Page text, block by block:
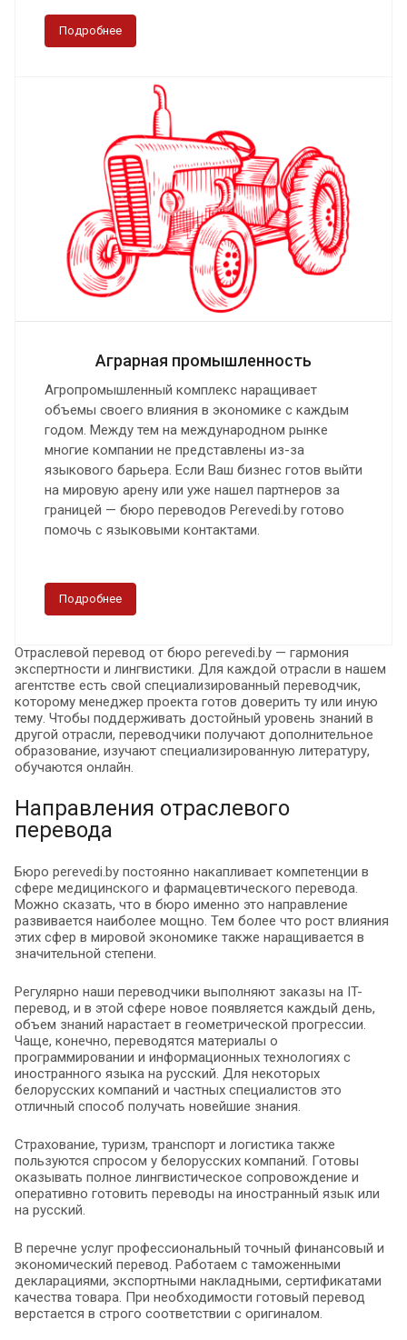
Подробнее
Аграрная промышленность
Агропромышленный комплекс наращивает
объемы своего влияния в экономике с каждым
годом. Между тем на международном рынке
многие компании не представлены из-за
языкового барьера. Если Ваш бизнес готов выйти
на мировую арену или уже нашел партнеров за
границей — бюро переводов Perevedi.by готово
помочь с языковыми контактами.
Подробнее
Отраслевой перевод от бюро perevedi.by — гармония
экспертности и лингвистики. Для каждой отрасли в нашем
агентстве есть свой специализированный переводчик,
которому менеджер проекта готов доверить ту или иную
тему. Чтобы поддерживать достойный уровень знаний в
другой отрасли, переводчики получают дополнительное
образование, изучают специализированную литературу,
обучаются онлайн.
Направления отраслевого
перевода
Бюро perevedi.by постоянно накапливает компетенции в
сфере медицинского и фармацевтического перевода.
Можно сказать, что в бюро именно это направление
развивается наиболее мощно. Тем более что рост влияния
этих сфер в мировой экономике также наращивается в
значительной степени.
Регулярно наши переводчики выполняют заказы на IT-
перевод, и в этой сфере новое появляется каждый день,
объем знаний нарастает в геометрической прогрессии.
Чаще, конечно, переводятся материалы о
программировании и информационных технологиях с
иностранного языка на русский. Для некоторых
белорусских компаний и частных специалистов это
отличный способ получать новейшие знания.
Страхование, туризм, транспорт и логистика также
пользуются спросом у белорусских компаний. Готовы
оказывать полное лингвистическое сопровождение и
оперативно готовить переводы на иностранный язык или
на русский.
В перечне услуг профессиональный точный финансовый и
экономический перевод. Работаем с таможенными
декларациями, экспортными накладными, сертификатами
качества товара. При необходимости готовый перевод
верстается в строго соответствии с оригиналом.